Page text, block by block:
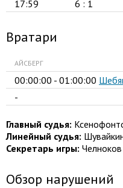
17:59 6 : 1
Вратари
АЙСБЕРГ
00:00:00 - 01:00:00
-
Главный судья:
Линейный судья:
Секретарь игры: Челноков
Обзор нарушений